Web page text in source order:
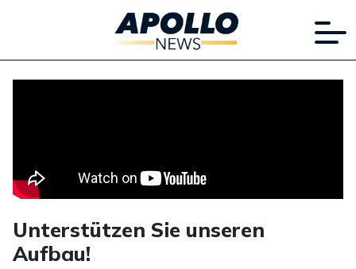
Unterstützen Sie unseren
Aufbau!